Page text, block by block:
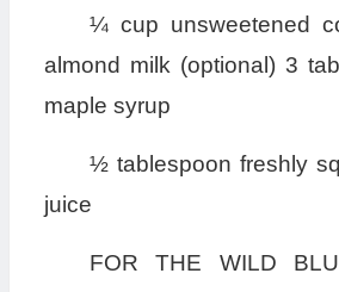
¼ cup unsweetened
almond milk (optional) 3
maple syrup
½ tablespoon freshly
juice
FOR THE WILD